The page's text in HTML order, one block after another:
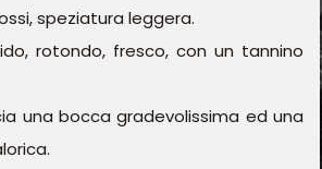
speziatura leggera.
rotondo, fresco, con un tannino
una bocca gradevolissima ed una